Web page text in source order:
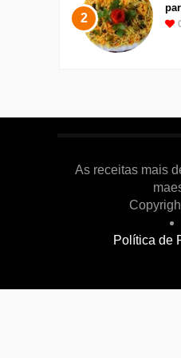
2
As receitas mais
Política de